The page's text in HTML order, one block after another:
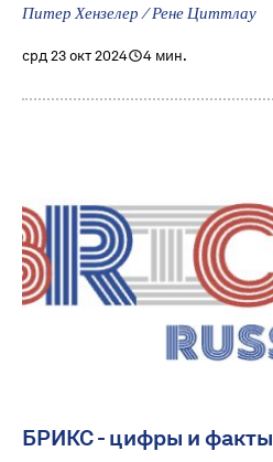
Питер Хензелер / Рене Циттлау
срд 23 окт 2024 4 мин.
БРИКС - цифры и факты